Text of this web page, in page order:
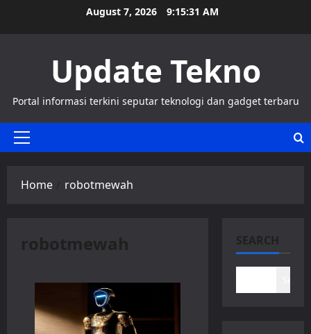
August 7, 2026 9:15:32 AM
Update Tekno
Portal informasi terkini seputar teknologi dan gadget terbaru
Primary
Home robotmewah
robotmewah SEARCH